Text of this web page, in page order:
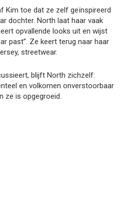
Kim toe dat ze zelf geïnspireerd
dochter. North laat haar vaak
opvallende looks uit en wijst
past”. Ze keert terug naar haar
streetwear.
blijft North zichzelf:
en volkomen onverstoorbaar
ze is opgegroeid.